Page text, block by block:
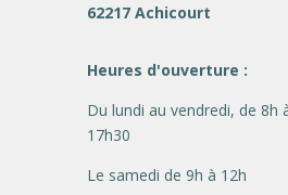
62217 Achicourt
Heures d'ouverture :
Du lundi au vendredi, de 8h
17h30
Le samedi de 9h à 12h